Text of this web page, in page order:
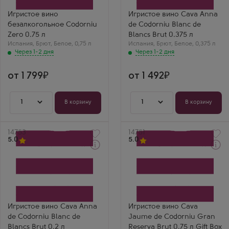
Игристое вино
безалкогольное Codorniu
Zero 0.75 л
Испания, Брют, Белое, 0,75 л
Через 1-2 дня
Шардоне
Регион
Каталония
Василий Климов
Codorniu Zero —
лучшее решение для
тех, кто не пьет. Вкус
никакой лишней
сладости.
от 1 799
1 В корзину
Игристое вино Cava Anna
de Codorniu Blanc de
Blancs Brut 0.375 л
Испания, Брют, Белое, 0,375 л
Через 1-2 дня
Сорт винограда
Виура (Макабео)
Регион
Каталония
Вера С.
Половинка Анны де
Кодорню —
для легкого ужина.
Вкус безупречный.
от 1 492
1 В корзину
Артикул
14753
5.0
Игристое вино Cava Anna
de Codorniu Blanc de
Blancs Brut 0.2 л
Кава Анна де Кодорнью
Сорт винограда
Виура (Макабео)
Регион
Каталония
Артикул
14751
5.0
Игристое вино Cava
Jaume de Codorniu Gran
Reserva Brut 0.75 л Gift Box
Кава Хауме де Кодорнью
Codorniu
Сорт винограда
Шардоне
Регион